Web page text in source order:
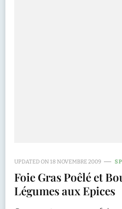
UPDATED ON18 NOVEMBRE 2009
Foie Gras Poêlé et
Légumes aux Epices